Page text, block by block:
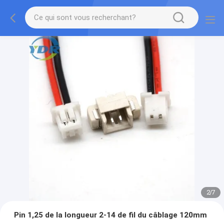
2/7
Pin 1,25 de la longueur 2-14 de fil du câblage 120mm